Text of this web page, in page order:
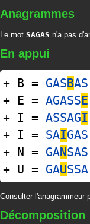
Anagrammes
Le mot SAGAS n'a pas
En appui
+ B = GASBAS
+ E = AGASSE
+ I = ASSAGI
+ I = SAIGAS
+ N = GANSAS
+ U = GAUSSA
Consulter l'anagrammeur
Décomposition